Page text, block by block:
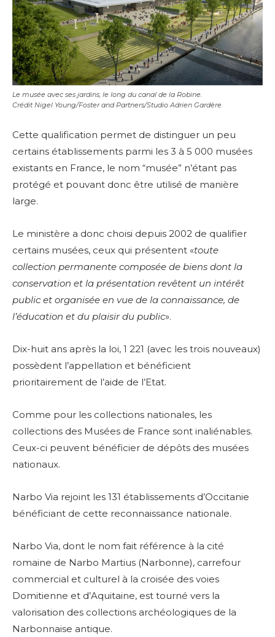
Le musée avec ses jardins, le long du canal de la Robine.
Crédit Nigel Young/Foster and Partners/Studio Adrien Gardère
Cette qualification permet de distinguer un peu
certains établissements parmi les 3 à 5 000 musées
existants en France, le nom “musée” n’étant pas
protégé et pouvant donc être utilisé de manière
large.
Le ministère a donc choisi depuis 2002 de qualifier
certains musées, ceux qui présentent «toute
collection permanente composée de biens dont la
conservation et la présentation revêtent un intérêt
public et organisée en vue de la connaissance, de
l’éducation et du plaisir du public».
Dix-huit ans après la loi, 1 221 (avec les trois nouveaux)
possèdent l’appellation et bénéficient
prioritairement de l’aide de l’Etat.
Comme pour les collections nationales, les
collections des Musées de France sont inaliénables.
Ceux-ci peuvent bénéficier de dépôts des musées
nationaux.
Narbo Via rejoint les 131 établissements d’Occitanie
bénéficiant de cette reconnaissance nationale.
Narbo Via, dont le nom fait référence à la cité
romaine de Narbo Martius (Narbonne), carrefour
commercial et culturel à la croisée des voies
Domitienne et d’Aquitaine, est tourné vers la
valorisation des collections archéologiques de la
Narbonnaise antique.